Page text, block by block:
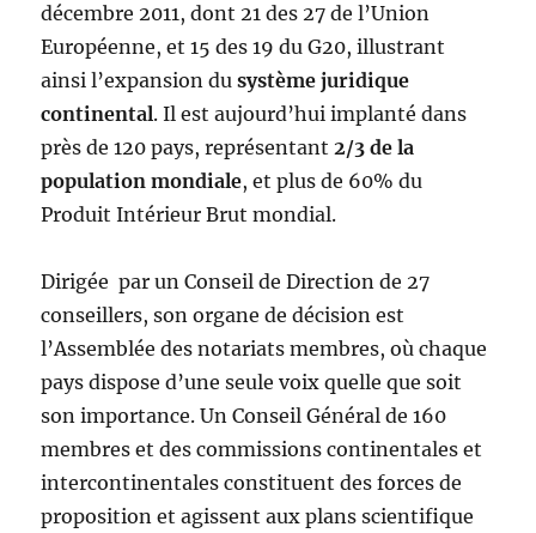
décembre 2011, dont 21 des 27 de l’Union
Européenne, et 15 des 19 du G20, illustrant
ainsi l’expansion dusystème juridique
continental. Il est aujourd’hui implanté dans
près de 120 pays, représentant2/3 de la
population mondiale, et plus de 60% du
Produit Intérieur Brut mondial.
Dirigée par un Conseil de Direction de 27
conseillers, son organe de décision est
l’Assemblée des notariats membres, où chaque
pays dispose d’une seule voix quelle que soit
son importance. Un Conseil Général de 160
membres et des commissions continentales et
intercontinentales constituent des forces de
proposition et agissent aux plans scientifique